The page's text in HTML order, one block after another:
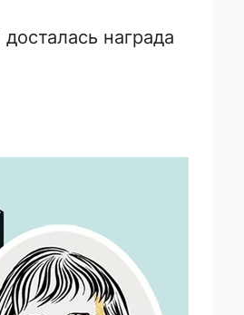
награда